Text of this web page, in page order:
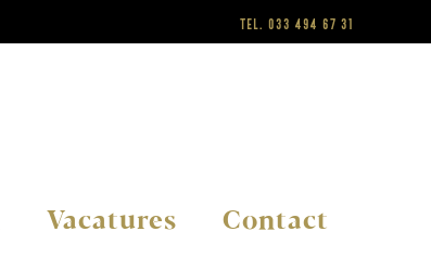
Tel. 033 494 67 31
Vacatures Contact